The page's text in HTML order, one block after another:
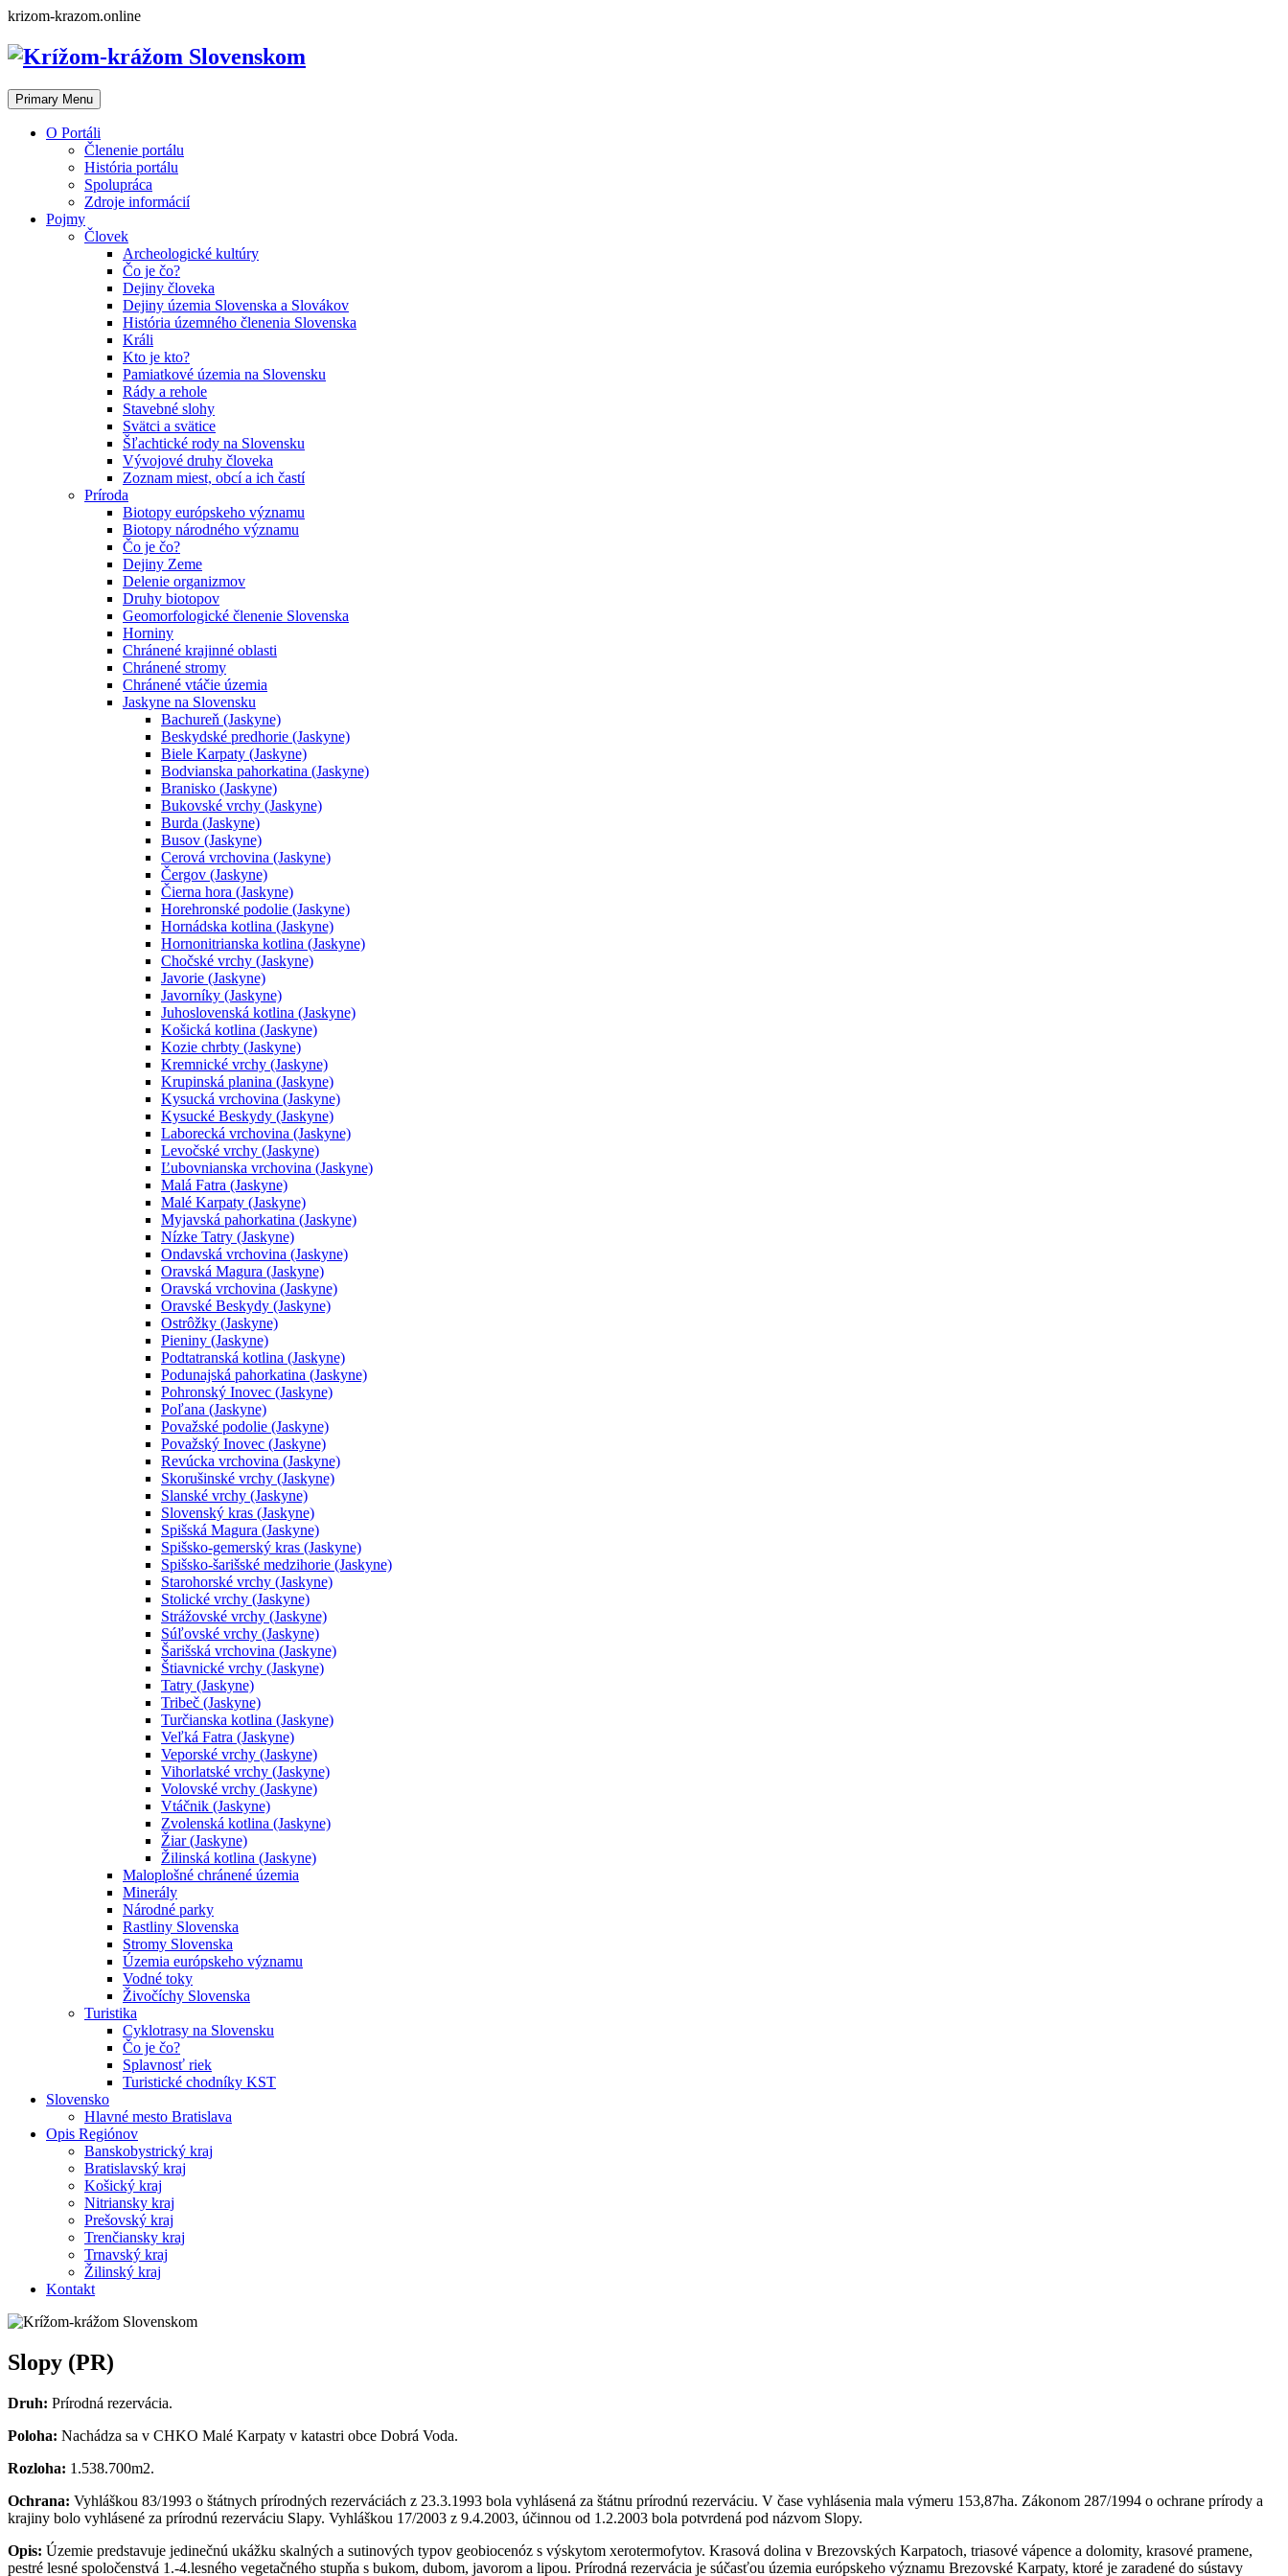
Skip
content
krizom-krazom.online
Primary Menu
O Portáli
Členenie portálu
História portálu
Spolupráca
Zdroje informácií
Pojmy
Človek
Archeologické kultúry
Čo je čo?
Dejiny človeka
Dejiny územia Slovenska a Slovákov
História územného členenia Slovenska
Králi
Kto je kto?
Pamiatkové územia na Slovensku
Rády a rehole
Stavebné slohy
Svätci a svätice
Šľachtické rody na Slovensku
Vývojové druhy človeka
Zoznam miest, obcí a ich častí
Príroda
Biotopy európskeho významu
Biotopy národného významu
Čo je čo?
Dejiny Zeme
Delenie organizmov
Druhy biotopov
Geomorfologické členenie Slovenska
Horniny
Chránené krajinné oblasti
Chránené stromy
Chránené vtáčie územia
Jaskyne na Slovensku
Bachureň (Jaskyne)
Beskydské predhorie (Jaskyne)
Biele Karpaty (Jaskyne)
Bodvianska pahorkatina (Jaskyne)
Branisko (Jaskyne)
Bukovské vrchy (Jaskyne)
Burda (Jaskyne)
Busov (Jaskyne)
Cerová vrchovina (Jaskyne)
Čergov (Jaskyne)
Čierna hora (Jaskyne)
Horehronské podolie (Jaskyne)
Hornádska kotlina (Jaskyne)
Hornonitrianska kotlina (Jaskyne)
Chočské vrchy (Jaskyne)
Javorie (Jaskyne)
Javorníky (Jaskyne)
Juhoslovenská kotlina (Jaskyne)
Košická kotlina (Jaskyne)
Kozie chrbty (Jaskyne)
Kremnické vrchy (Jaskyne)
Krupinská planina (Jaskyne)
Kysucká vrchovina (Jaskyne)
Kysucké Beskydy (Jaskyne)
Laborecká vrchovina (Jaskyne)
Levočské vrchy (Jaskyne)
Ľubovnianska vrchovina (Jaskyne)
Malá Fatra (Jaskyne)
Malé Karpaty (Jaskyne)
Myjavská pahorkatina (Jaskyne)
Nízke Tatry (Jaskyne)
Ondavská vrchovina (Jaskyne)
Oravská Magura (Jaskyne)
Oravská vrchovina (Jaskyne)
Oravské Beskydy (Jaskyne)
Ostrôžky (Jaskyne)
Pieniny (Jaskyne)
Podtatranská kotlina (Jaskyne)
Podunajská pahorkatina (Jaskyne)
Pohronský Inovec (Jaskyne)
Poľana (Jaskyne)
Považské podolie (Jaskyne)
Považský Inovec (Jaskyne)
Revúcka vrchovina (Jaskyne)
Skorušinské vrchy (Jaskyne)
Slanské vrchy (Jaskyne)
Slovenský kras (Jaskyne)
Spišská Magura (Jaskyne)
Spišsko-gemerský kras (Jaskyne)
Spišsko-šarišské medzihorie (Jaskyne)
Starohorské vrchy (Jaskyne)
Stolické vrchy (Jaskyne)
Strážovské vrchy (Jaskyne)
Súľovské vrchy (Jaskyne)
Šarišská vrchovina (Jaskyne)
Štiavnické vrchy (Jaskyne)
Tatry (Jaskyne)
Tribeč (Jaskyne)
Turčianska kotlina (Jaskyne)
Veľká Fatra (Jaskyne)
Veporské vrchy (Jaskyne)
Vihorlatské vrchy (Jaskyne)
Volovské vrchy (Jaskyne)
Vtáčnik (Jaskyne)
Zvolenská kotlina (Jaskyne)
Žiar (Jaskyne)
Žilinská kotlina (Jaskyne)
Maloplošné chránené územia
Minerály
Národné parky
Rastliny Slovenska
Stromy Slovenska
Územia európskeho významu
Vodné toky
Živočíchy Slovenska
Turistika
Cyklotrasy na Slovensku
Čo je čo?
Splavnosť riek
Turistické chodníky KST
Slovensko
Hlavné mesto Bratislava
Opis Regiónov
Banskobystrický kraj
Bratislavský kraj
Košický kraj
Nitriansky kraj
Prešovský kraj
Trenčiansky kraj
Trnavský kraj
Žilinský kraj
Kontakt
Slopy (PR)
Druh: Prírodná rezervácia.
Poloha: Nachádza sa v CHKO Malé Karpaty v katastri obce Dobrá Voda.
Rozloha: 1.538.700m2.
Ochrana: Vyhláškou 83/1993 o štátnych prírodných rezerváciách z 23.3.1993 bola vyhlásená za štátnu prírodnú rezerváciu. V čase vyhlásenia mala výmeru 153,87ha. Zákonom 287/1994 o ochrane prírody a
krajiny bolo vyhlásené za prírodnú rezerváciu Slapy. Vyhláškou 17/2003 z 9.4.2003, účinnou od 1.2.2003 bola potvrdená pod názvom Slopy.
Opis: Územie predstavuje jedinečnú ukážku skalných a sutinových typov geobiocenóz s výskytom xerotermofytov. Krasová dolina v Brezovských Karpatoch, triasové vápence a dolomity, krasové pramene,
pestré lesné spoločenstvá 1.-4.lesného vegetačného stupňa s bukom, dubom, javorom a lipou. Prírodná rezervácia je súčasťou územia európskeho významu Brezovské Karpaty, ktoré je zaradené do sústavy